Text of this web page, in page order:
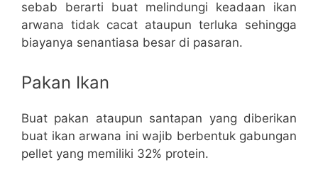
sebab berarti buat melindungi keadaan ikan
arwana tidak cacat ataupun terluka sehingga
biayanya senantiasa besar di pasaran.
Pakan Ikan
Buat pakan ataupun santapan yang diberikan
buat ikan arwana ini wajib berbentuk gabungan
pellet yang memiliki 32% protein.